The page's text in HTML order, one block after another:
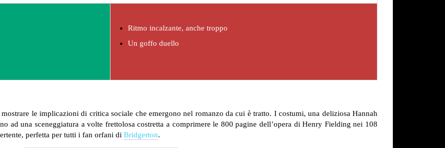
Ritmo incalzante, anche troppo
Un goffo duello
le implicazioni di critica sociale che emergono nel romanzo da cui è tratto. I costumi, una deliziosa Hannah
ad una sceneggiatura a volte frettolosa costretta a comprimere le 800 pagine dell’opera di Henry Fielding nei 108
perfetta per tutti i fan orfani di Bridgerton.